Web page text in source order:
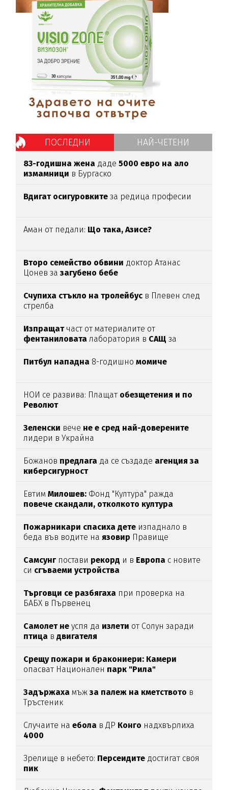
ПОСЛЕДНИ НАЙ-ЧЕТЕНИ
83-годишна жена даде5000 евро на ало
измамници в Бургаско
Вдигат осигуровките за редица професии
Аман от педали: Що така, Азисе?
Второ семейство обвини доктор Атанас
Цонев зазагубено бебе
Счупиха стъкло на тролейбус в Плевен след
стрелба
Изпращатчаст от материалите от
фентаниловата лаборатория в САЩ за
Питбул нападна 8-годишномомиче
НОИ се развива: Плащат обезщетения и по
Револют
Зеленски вече не е сред най-доверените
лидери в Украйна
Божанов предлага да се създаде агенция за
киберсигурност
ЕвтимМилошев: Фонд "Култура" ражда
повече скандали, отколкото култура
Пожарникари спасиха дете изпаднало в
беда във водите наязовир Правище
Самсунг постави рекорд и в Европа с новите
си сгъваеми устройства
Търговци се разбягаха при проверка на
БАБХ в Първенец
Самолет не успя да излети от Солун заради
птица вдвигателя
Срещу пожари и бракониери: Камери
опасват Национален парк "Рила"
Задържаха мъжза палеж на кметството в
Тръстеник
Случаите наебола в ДР Конго надхвърлиха
4000
Зрелище в небето: Персеидите достигат своя
пик